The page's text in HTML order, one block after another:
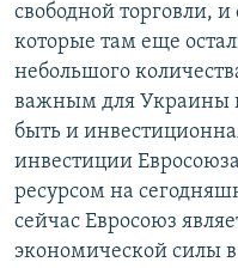
свободной торговли,
которые там еще
небольшого
важным для Украины
быть и
инвестиции
ресурсом на
сейчас Евросоюз
экономической силы